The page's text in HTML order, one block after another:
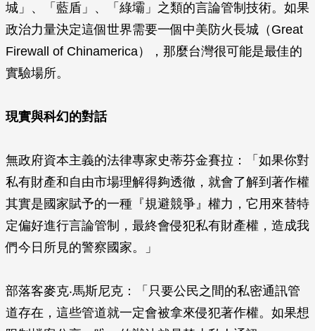
城」、「藍盾」、「綠壩」之類的言論管制技術。如果
政治力量決定這個世界需要一個中美防火長城（Great
Firewall of Chinamerica），那麼台灣很可能是最佳的
實驗場所。
現實與科幻的對話
無政府資本主義的法律專家史蒂芬金賽拉：「如果你對
私有財產和自由市場理解得夠透徹，就會了解到著作權
其實是國家賦予的一種『規避競爭』權力，它用來替特
定偏好進行言論管制，最終會侵犯私有財產權，造成我
們今日所見的警察國家。」
部落客麥克‧馬斯尼克：「只要公民之間的私密通訊管
道存在，這些管道就一定會被拿來侵犯著作權。如果想